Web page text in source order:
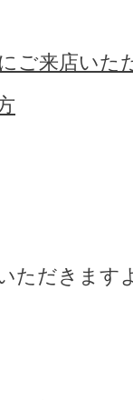
ご来店いた
ただきます